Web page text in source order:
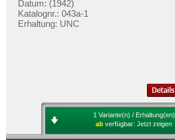
Testbanknoten
Banknotenbriefe
Ihre Bewertungen
Kontakt
Datum: (1942)
Katalognr.: 043a-1
Erhaltung: UNC
1 Variante(n) / Erhaltung(en)
ab verfügbar: Jetzt zeigen